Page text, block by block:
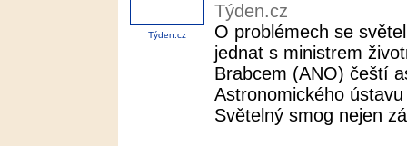
Týden.cz
Týden.cz
O problémech se
jednat s ministrem
Brabcem (ANO) čeští
Astronomického
Světelný smog nejen